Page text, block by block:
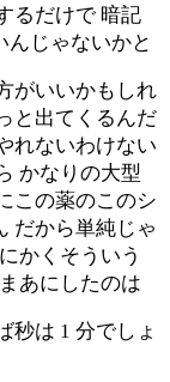
るだけで 暗記
んじゃないかと
がいいかもしれ
と出てくるんだ
れないわけない
かなりの大型
この薬のこのシ
だから単純じゃ
かくそういう
あにしたのは
秒は 1 分でしょ